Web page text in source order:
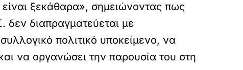
ξεκάθαρα», σημειώνοντας πως
δεν διαπραγματεύεται με
πολιτικό υποκείμενο, να
να οργανώσει την παρουσία του στη